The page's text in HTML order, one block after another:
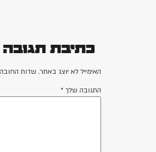
כתיבת תגובה
האימייל לא יוצג באתר. שדות
התגובה שלך *